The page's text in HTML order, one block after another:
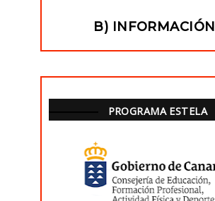
B) INFORMACIÓN
PROGRAMA ESTELA